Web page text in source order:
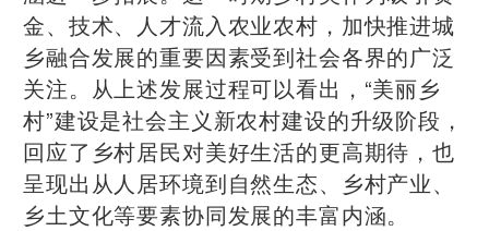
金、技术、人才流入农业农村，加快推进城
乡融合发展的重要因素受到社会各界的广泛
关注。从上述发展过程可以看出，“美丽乡
村”建设是社会主义新农村建设的升级阶段，
回应了乡村居民对美好生活的更高期待，也
呈现出从人居环境到自然生态、乡村产业、
乡土文化等要素协同发展的丰富内涵。